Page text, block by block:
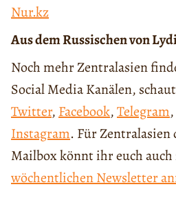
Nur.kz
Aus dem Russischen von
Noch mehr Zentralasien
Social Media Kanälen,
Twitter, Facebook,Telegram,
Instagram. Für
Mailbox könnt ihr euch auch
wöchentlichen Newsletter